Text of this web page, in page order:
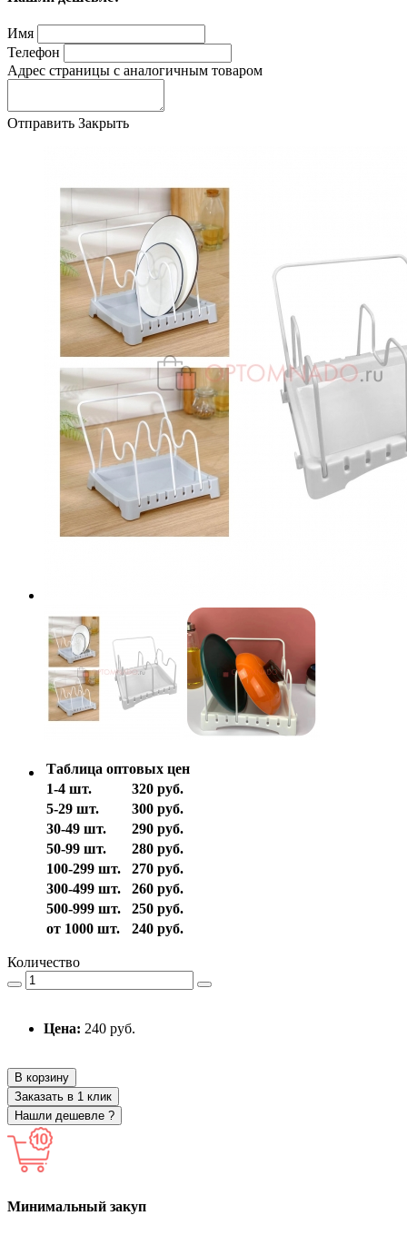
Имя
Телефон
Адрес страницы с аналогичным товаром
Отправить Закрыть
Таблица оптовых цен
1-4 шт.
320 руб.
5-29 шт.
300 руб.
30-49 шт.
290 руб.
50-99 шт.
280 руб.
100-299 шт.
270 руб.
300-499 шт.
260 руб.
500-999 шт.
250 руб.
от 1000 шт.
240 руб.
Количество
Цена: 240 руб.
В корзину
Заказать в 1 клик
Нашли дешевле ?
Минимальный закуп